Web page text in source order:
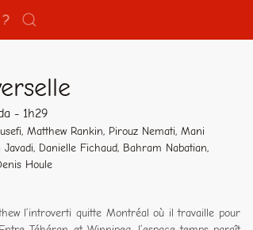
- 1h29
Matthew Rankin, Pirouz Nemati, Mani
Danielle Fichaud, Bahram Nabatian,
Houle
l’introverti quitte Montréal où il travaille pour